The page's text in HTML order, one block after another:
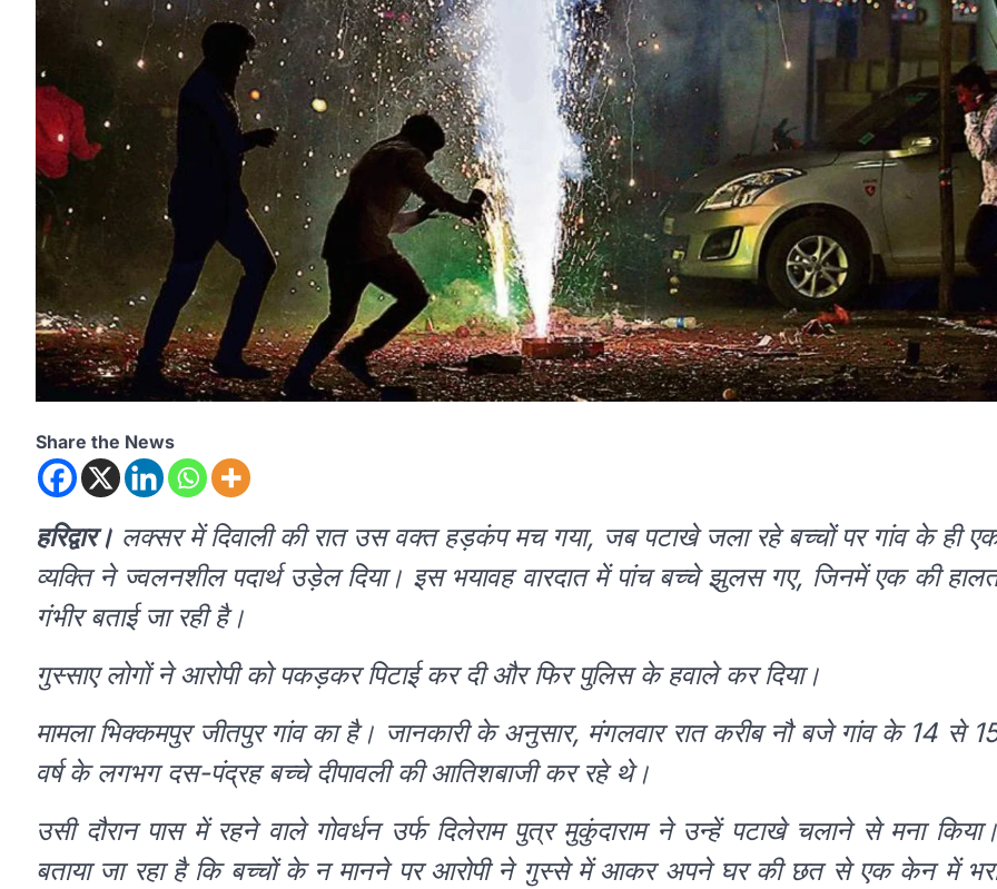
Share the News
हरिद्वार। लक्सर में दिवाली की रात उस वक्त हड़कंप मच गया, जब पटाखे जला रहे बच्चों पर गांव के ही
व्यक्ति ने ज्वलनशील पदार्थ उड़ेल दिया। इस भयावह वारदात में पांच बच्चे झुलस गए, जिनमें एक की
गंभीर बताई जा रही है।
गुस्साए लोगों ने आरोपी को पकड़कर पिटाई कर दी और फिर पुलिस के हवाले कर दिया।
मामला भिक्कमपुर जीतपुर गांव का है। जानकारी के अनुसार, मंगलवार रात करीब नौ बजे गांव के 14 से
वर्ष के लगभग दस-पंद्रह बच्चे दीपावली की आतिशबाजी कर रहे थे।
उसी दौरान पास में रहने वाले गोवर्धन उर्फ दिलेराम पुत्र मुकुंदाराम ने उन्हें पटाखे चलाने से मना
बताया जा रहा है कि बच्चों के न मानने पर आरोपी ने गुस्से में आकर अपने घर की छत से एक केन में